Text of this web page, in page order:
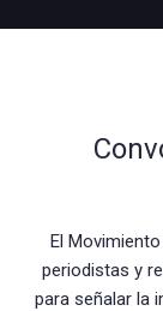
El
periodistas y
para señalar la